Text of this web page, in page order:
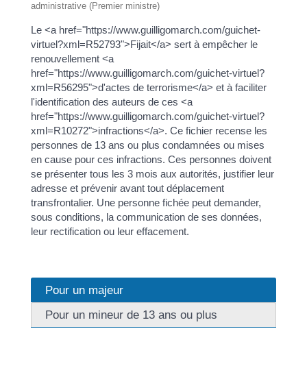
administrative (Premier ministre)
Le <a href="https://www.guilligomarch.com/guichet-
virtuel?xml=R52793">Fijait</a> sert à empêcher le
renouvellement <a
href="https://www.guilligomarch.com/guichet-virtuel?
xml=R56295">d'actes de terrorisme</a> et à faciliter
l'identification des auteurs de ces <a
href="https://www.guilligomarch.com/guichet-virtuel?
xml=R10272">infractions</a>. Ce fichier recense les
personnes de 13 ans ou plus condamnées ou mises
en cause pour ces infractions. Ces personnes doivent
se présenter tous les 3 mois aux autorités, justifier leur
adresse et prévenir avant tout déplacement
transfrontalier. Une personne fichée peut demander,
sous conditions, la communication de ses données,
leur rectification ou leur effacement.
Pour un majeur
Pour un mineur de 13 ans ou plus